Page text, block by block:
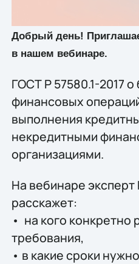
Добрый день!
в нашем вебинаре.
ГОСТ Р 57580.1-2017
финансовых
выполнения
некредитными
организациями.
На вебинаре
расскажет:
• на кого конкретно
требования,
• в какие сроки